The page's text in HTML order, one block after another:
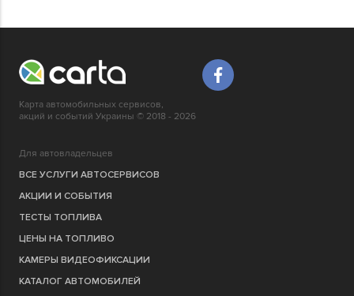
Карта автомобильных сервисов,
акций и событий Украины © 2018 - 2026
Для автовладельцев
ВСЕ УСЛУГИ АВТОСЕРВИСОВ
АКЦИИ И СОБЫТИЯ
ТЕСТЫ ТОПЛИВА
ЦЕНЫ НА ТОПЛИВО
КАМЕРЫ ВИДЕОФИКСАЦИИ
КАТАЛОГ АВТОМОБИЛЕЙ